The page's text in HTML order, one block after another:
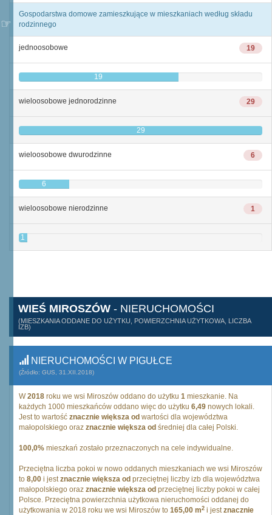
Gospodarstwa domowe zamieszkujące w mieszkaniach według składu
rodzinnego
19
jednoosobowe
19
29
wieloosobowe jednorodzinne
29
6
wieloosobowe dwurodzinne
6
1
wieloosobowe nierodzinne
1
WIEŚ MIROSZÓW - NIERUCHOMOŚCI
(MIESZKANIA ODDANE DO UŻYTKU, POWIERZCHNIA UŻYTKOWA, LICZBA
IZB)
NIERUCHOMOŚCI W PIGUŁCE
(Źródło: GUS, 31.XII.2018)
W2018 roku we wsi Miroszów oddano do użytku 1 mieszkanie. Na
każdych 1000 mieszkańców oddano więc do użytku 6,49 nowych lokali.
Jest to wartość znacznie większa od wartości dla województwa
małopolskiego oraz znacznie większa od średniej dla całej Polski.
100,0% mieszkań zostało przeznaczonych na cele indywidualne.
Przeciętna liczba pokoi w nowo oddanych mieszkaniach we wsi Miroszów
to 8,00 i jestznacznie większa od przeciętnej liczby izb dla województwa
małopolskiego oraz znacznie większa od przeciętnej liczby pokoi w całej
Polsce. Przeciętna powierzchnia użytkowa nieruchomości oddanej do
użytkowania w 2018 roku we wsi Miroszów to 165,00 m2 i jestznacznie